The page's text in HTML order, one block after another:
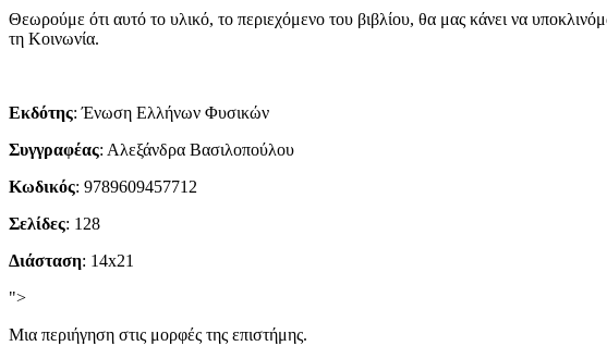
Θεωρούμε ότι αυτό το υλικό, το περιεχόμενο του βιβλίου, θα μας κάνει να
τη Κοινωνία.
Εκδότης: Ένωση Ελλήνων Φυσικών
Συγγραφέας: Αλεξάνδρα Βασιλοπούλου
Κωδικός: 9789609457712
Σελίδες: 128
Διάσταση: 14x21
">
Μια περιήγηση στις μορφές της επιστήμης.